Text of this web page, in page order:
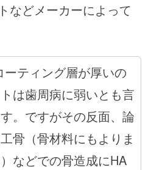
などメーカーによって
ーティング層が厚いの
は歯周病に弱いとも言
。ですがその反面、論
骨（骨材料にもよりま
などでの骨造成にHA